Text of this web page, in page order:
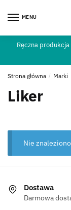
MENU
Ręczna
Strona główna / Marki
Liker
Nie
Dostawa
Darmowa